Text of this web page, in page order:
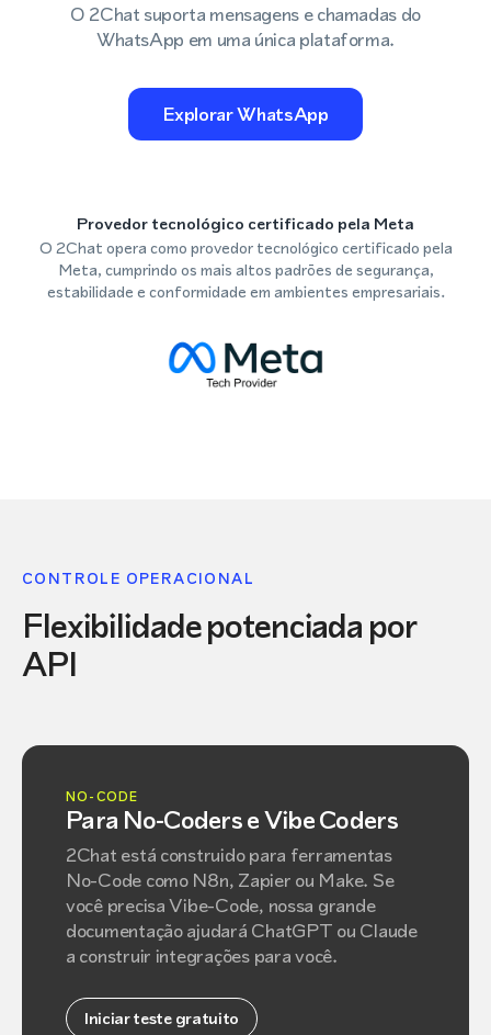
O 2Chat suporta mensagens e chamadas do
WhatsApp em uma única plataforma.
Explorar WhatsApp
Provedor tecnológico certificado pela Meta
O 2Chat opera como provedor tecnológico certificado pela
Meta, cumprindo os mais altos padrões de segurança,
estabilidade e conformidade em ambientes empresariais.
CONTROLE OPERACIONAL
Flexibilidade potenciada por
API
NO-CODE
Para No-Coders e Vibe Coders
2Chat está construido para ferramentas
No-Code como N8n, Zapier ou Make. Se
você precisa Vibe-Code, nossa grande
documentação ajudará ChatGPT ou Claude
a construir integrações para você.
Iniciar teste gratuito